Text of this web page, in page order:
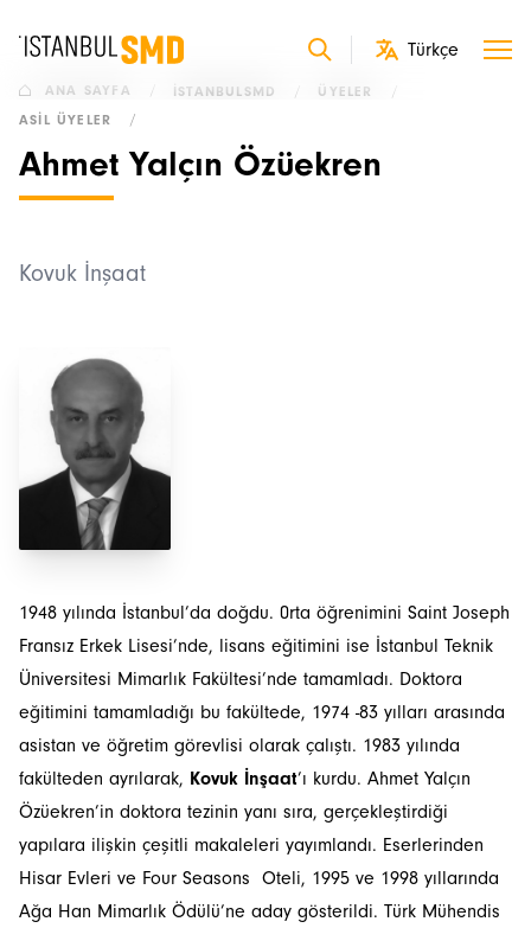
ANA SAYFA İSTANBULSMD / ÜYELER /
ASIL ÜYELER /
Ahmet Yalçın Özüekren
Kovuk İnşaat
1948 yılında İstanbul’da doğdu. 0rta öğrenimini Saint Joseph
Fransız Erkek Lisesi’nde, lisans eğitimini ise İstanbul Teknik
Üniversitesi Mimarlık Fakültesi’nde tamamladı. Doktora
eğitimini tamamladığı bu fakültede, 1974 -83 yılları arasında
asistan ve öğretim görevlisi olarak çalıştı. 1983 yılında
fakülteden ayrılarak, Kovuk İnşaat’ı kurdu. Ahmet Yalçın
Özüekren’in doktora tezinin yanı sıra, gerçekleştirdiği
yapılara ilişkin çeşitli makaleleri yayımlandı. Eserlerinden
Hisar Evleri ve Four Seasons Oteli, 1995 ve 1998 yıllarında
Ağa Han Mimarlık Ödülü’ne aday gösterildi. Türk Mühendis